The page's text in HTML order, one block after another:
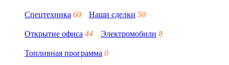
Спецтехника 60 Наши сделки 50
Открытие офиса 44 Электромобили 8
Топливная программа 0